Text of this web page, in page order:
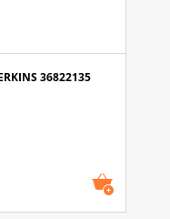
36822135